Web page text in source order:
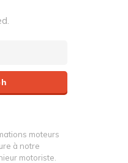
moteurs
à notre
motoriste.